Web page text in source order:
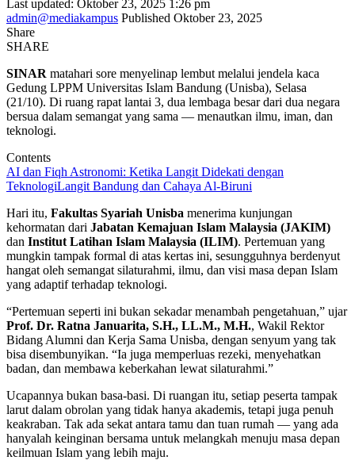
Last updated: Oktober 23, 2025 1:26 pm
admin@mediakampus Published Oktober 23, 2025
Share
SHARE
SINAR matahari sore menyelinap lembut melalui jendela kaca
Gedung LPPM Universitas Islam Bandung (Unisba), Selasa
(21/10). Di ruang rapat lantai 3, dua lembaga besar dari dua negara
bersua dalam semangat yang sama — menautkan ilmu, iman, dan
teknologi.
Contents
AI dan Fiqh Astronomi: Ketika Langit Didekati dengan
TeknologiLangit Bandung dan Cahaya Al-Biruni
Hari itu, Fakultas Syariah Unisba menerima kunjungan
kehormatan dari Jabatan Kemajuan Islam Malaysia (JAKIM)
dan Institut Latihan Islam Malaysia (ILIM). Pertemuan yang
mungkin tampak formal di atas kertas ini, sesungguhnya berdenyut
hangat oleh semangat silaturahmi, ilmu, dan visi masa depan Islam
yang adaptif terhadap teknologi.
“Pertemuan seperti ini bukan sekadar menambah pengetahuan,” ujar
Prof. Dr. Ratna Januarita, S.H., LL.M., M.H., Wakil Rektor
Bidang Alumni dan Kerja Sama Unisba, dengan senyum yang tak
bisa disembunyikan. “Ia juga memperluas rezeki, menyehatkan
badan, dan membawa keberkahan lewat silaturahmi.”
Ucapannya bukan basa-basi. Di ruangan itu, setiap peserta tampak
larut dalam obrolan yang tidak hanya akademis, tetapi juga penuh
keakraban. Tak ada sekat antara tamu dan tuan rumah — yang ada
hanyalah keinginan bersama untuk melangkah menuju masa depan
keilmuan Islam yang lebih maju.